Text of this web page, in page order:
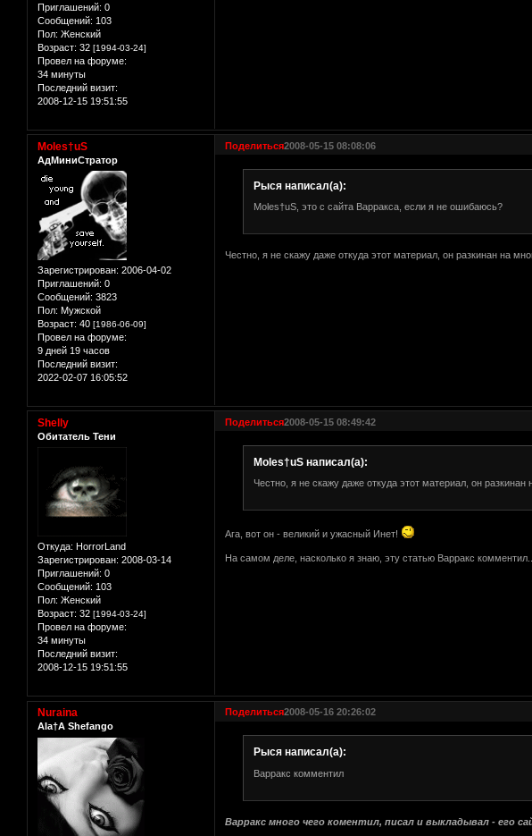
Приглашений: 0
Сообщений: 103
Пол: Женский
Возраст: 32 [1994-03-24]
Провел на форуме:
34 минуты
Последний визит:
2008-12-15 19:51:55
Поделиться2008-05-15 08:08:06
Moles†uS
АдМиниСтратор
Зарегистрирован: 2006-04-02
Приглашений: 0
Сообщений: 3823
Пол: Мужской
Возраст: 40 [1986-06-09]
Провел на форуме:
9 дней 19 часов
Последний визит:
2022-02-07 16:05:52
Рыся написал(а):
Moles†uS, это с сайта Варракса, если я не ошибаюсь?
Честно, я не скажу даже откуда этот материал, он разкинан на
Поделиться2008-05-15 08:49:42
Shelly
Обитатель Тени
Откуда: HorrorLand
Зарегистрирован: 2008-03-14
Приглашений: 0
Сообщений: 103
Пол: Женский
Возраст: 32 [1994-03-24]
Провел на форуме:
34 минуты
Последний визит:
2008-12-15 19:51:55
Moles†uS написал(а):
Честно, я не скажу даже откуда этот материал, он разкинан
Ага, вот он - великий и ужасный Инет!
На самом деле, насколько я знаю, эту статью Варракс комментил...
Поделиться2008-05-16 20:26:02
Nuraina
Ala†A Shefango
Рыся написал(а):
Варракс комментил
Варракс много чего коментил, писал и выкладывал - его